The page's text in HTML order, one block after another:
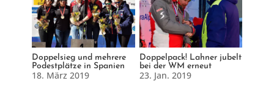
Doppelsieg und mehrere
Podestplätze in Spanien
18. März 2019
Doppelpack! Lahner jubelt
bei der WM erneut
23. Jan. 2019